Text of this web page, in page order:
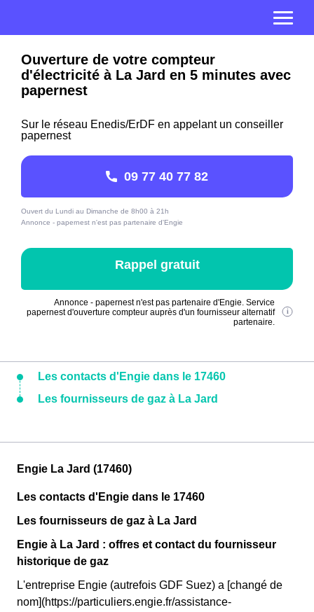
Ouverture de votre compteur
d'électricité à La Jard en 5 minutes avec
papernest
Sur le réseau Enedis/ErDF en appelant un conseiller
papernest
09 77 40 77 82
Ouvert du Lundi au Dimanche de 8h00 à 21h
Annonce - papernest n'est pas partenaire d'Engie
Rappel gratuit
Annonce - papernest n'est pas partenaire d'Engie. Service
papernest d'ouverture compteur auprès d'un fournisseur alternatif
partenaire.
Les contacts d'Engie dans le 17460
Les fournisseurs de gaz à La Jard
Engie La Jard (17460)
Les contacts d'Engie dans le 17460
Les fournisseurs de gaz à La Jard
Engie à La Jard : offres et contact du fournisseur
historique de gaz
L'entreprise Engie (autrefois GDF Suez) a [changé de
nom](https://particuliers.engie.fr/assistance-